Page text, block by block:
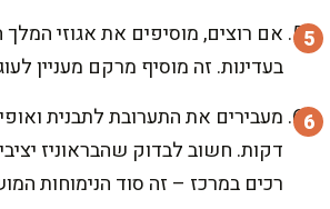
אם רוצים, מוסיפים את אגוזי
בעדינות. זה מוסיף מרקם מעניין
דקות. חשוב לבדוק שהבראוניז
רכים במרכז – זה סוד הנימוחות